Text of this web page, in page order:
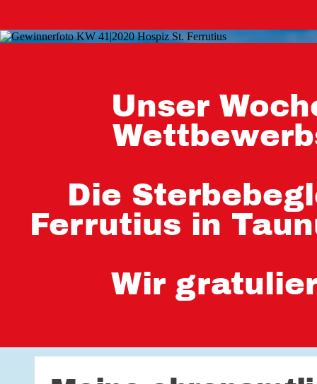
Unser
Die
Ferrutius in
Wir